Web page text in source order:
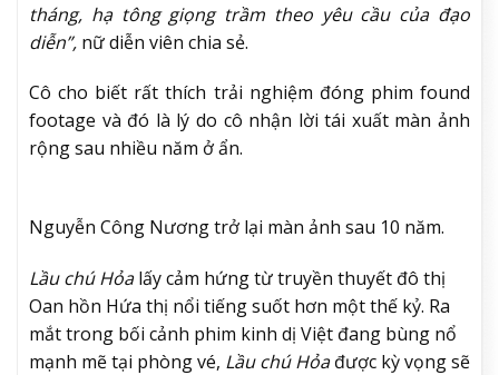
tháng, hạ tông giọng trầm theo yêu cầu của đạo
diễn”, nữ diễn viên chia sẻ.
Cô cho biết rất thích trải nghiệm đóng phim found
footage và đó là lý do cô nhận lời tái xuất màn ảnh
rộng sau nhiều năm ở ẩn.
Nguyễn Công Nương trở lại màn ảnh sau 10 năm.
Lầu chú Hỏalấy cảm hứng từ truyền thuyết đô thị
Oan hồn Hứa thị nổi tiếng suốt hơn một thế kỷ. Ra
mắt trong bối cảnh phim kinh dị Việt đang bùng nổ
mạnh mẽ tại phòng vé, Lầu chú Hỏađược kỳ vọng sẽ